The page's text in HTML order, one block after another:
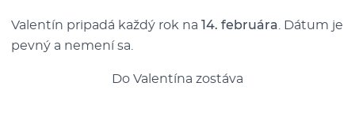
Valentín pripadá každý rok na 14. februára . Dátum je
pevný a nemení sa.
Do Valentína zostáva